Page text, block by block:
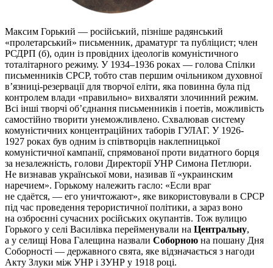
Максим Горький — російський, пізніше радянський
«пролетарський» письменник, драматург та публіцист; член
РСДРП (б), один із провідних ідеологів комуністичного
тоталітарного режиму. У 1934–1936 роках — голова Спілки
письменників СРСР, тобто став першим очільником духовної
в’язниці-резервації для творчої еліти, яка повинна була під
контролем влади «правильно» вихваляти злочинний режим.
Всі інші творчі об’єднання письменників і поетів, можливість
самостійно творити унеможливлено. Схвалював систему
комуністичних концентраційних таборів ГУЛАГ. У 1926-
1927 роках був одним із співтворців наклепницької
комуністичної кампанії, спрямованої проти видатного борця
за незалежність, голови Директорії УНР Симона Петлюри.
Не визнавав української мови, називав її «украинским
наречием». Горькому належить гасло: «Если враг
не сдаётся, — его уничтожают», яке використовували в СРСР
під час проведення терористичної політики, а зараз воно
на озброєнні сучасних російських окупантів. Тож вулицю
Горького у селі Василівка перейменували на Центральну,
а у селищі Нова Галещина назвали Соборною на пошану Дня
Соборності — державного свята, яке відзначається з нагоди
Акту Злуки між УНР і ЗУНР у 1918 році.